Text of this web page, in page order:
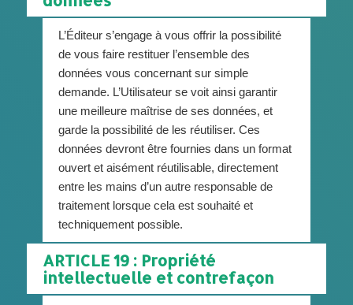
L’Éditeur s’engage à vous offrir la possibilité
de vous faire restituer l’ensemble des
données vous concernant sur simple
demande. L’Utilisateur se voit ainsi garantir
une meilleure maîtrise de ses données, et
garde la possibilité de les réutiliser. Ces
données devront être fournies dans un format
ouvert et aisément réutilisable, directement
entre les mains d’un autre responsable de
traitement lorsque cela est souhaité et
techniquement possible.
ARTICLE 19 : Propriété
intellectuelle et contrefaçon